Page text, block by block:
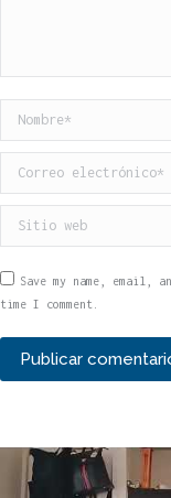
Nombre *
Correo electrónico *
Sitio web
Save my name, email,
time I comment.
Publicar